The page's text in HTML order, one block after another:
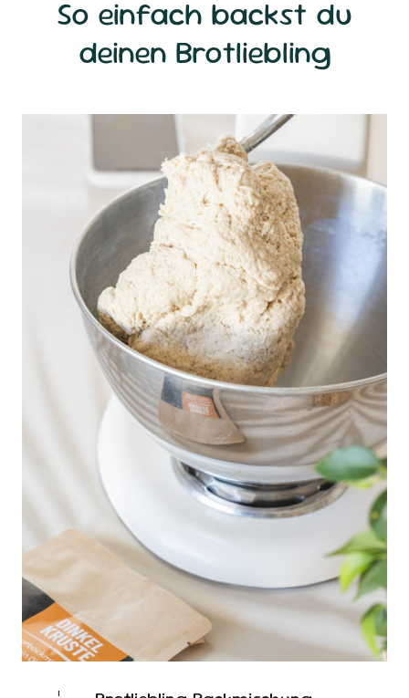
So einfach backst du
deinen Brotliebling